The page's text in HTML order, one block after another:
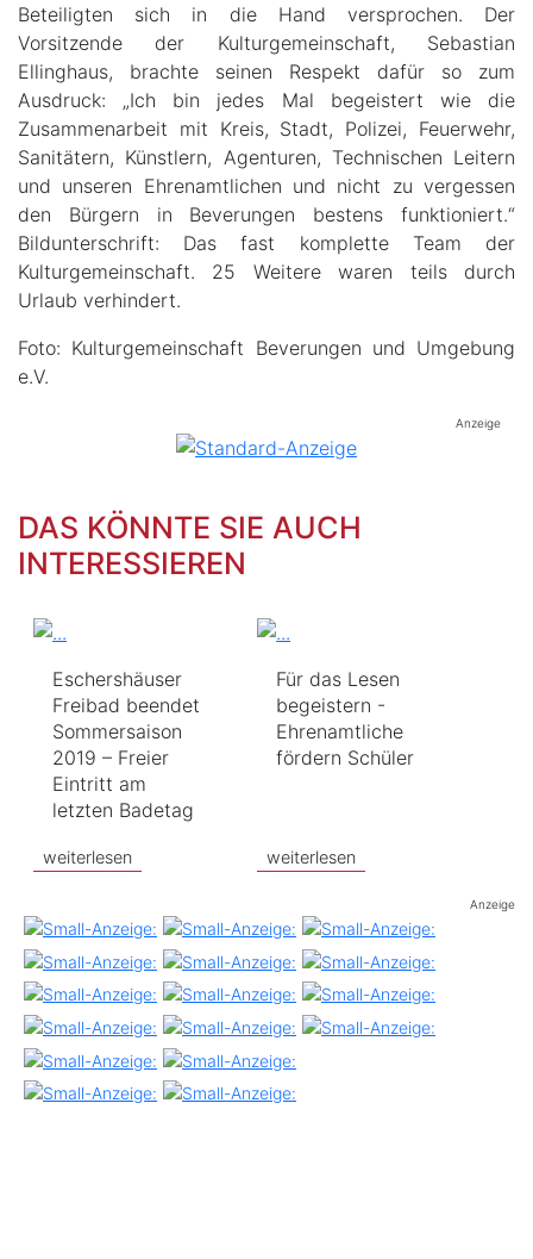
Beteiligten sich in die Hand versprochen. Der
Vorsitzende der Kulturgemeinschaft, Sebastian
Ellinghaus, brachte seinen Respekt dafür so zum
Ausdruck: „Ich bin jedes Mal begeistert wie die
Zusammenarbeit mit Kreis, Stadt, Polizei, Feuerwehr,
Sanitätern, Künstlern, Agenturen, Technischen Leitern
und unseren Ehrenamtlichen und nicht zu vergessen
den Bürgern in Beverungen bestens funktioniert.“
Bildunterschrift: Das fast komplette Team der
Kulturgemeinschaft. 25 Weitere waren teils durch
Urlaub verhindert.
Foto: Kulturgemeinschaft Beverungen und Umgebung
e.V.
Anzeige
DAS KÖNNTE SIE AUCH
INTERESSIEREN
Eschershäuser
Freibad beendet
Sommersaison
2019 – Freier
Eintritt am
letzten Badetag
weiterlesen
Für das Lesen
begeistern -
Ehrenamtliche
fördern Schüler
weiterlesen
Anzeige